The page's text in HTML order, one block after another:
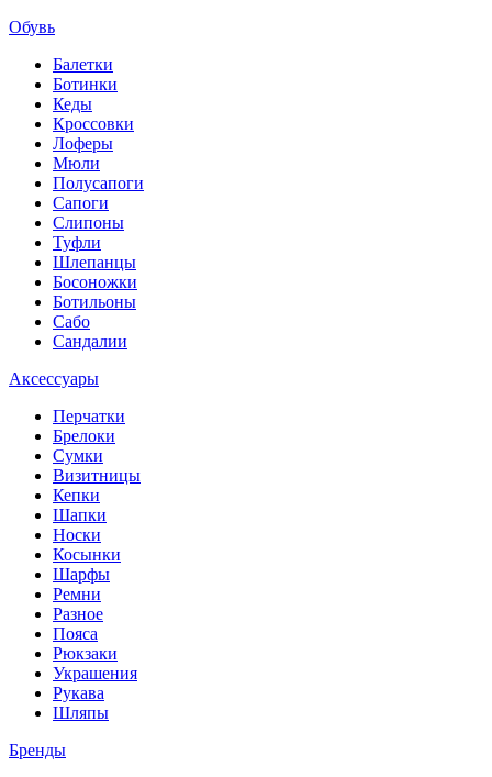
Обувь
Балетки
Ботинки
Кеды
Кроссовки
Лоферы
Мюли
Полусапоги
Сапоги
Слипоны
Туфли
Шлепанцы
Босоножки
Ботильоны
Сабо
Сандалии
Аксессуары
Перчатки
Брелоки
Сумки
Визитницы
Кепки
Шапки
Носки
Косынки
Шарфы
Ремни
Разное
Пояса
Рюкзаки
Украшения
Рукава
Шляпы
Бренды